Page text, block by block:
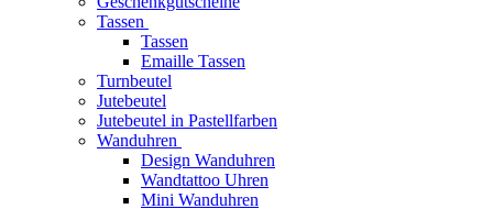
Tassen
Tassen
Emaille Tassen
Turnbeutel
Jutebeutel
Jutebeutel in Pastellfarben
Wanduhren
Design Wanduhren
Wandtattoo Uhren
Mini Wanduhren